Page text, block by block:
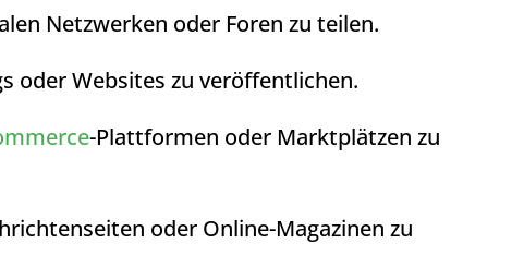
Netzwerken oder Foren zu teilen.
oder Websites zu veröffentlichen.
-Plattformen oder Marktplätzen zu
oder Online-Magazinen zu